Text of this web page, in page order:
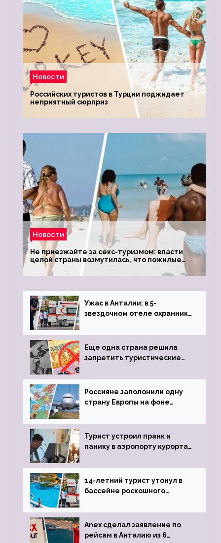
Новости
Российских туристов в Турции поджидает
неприятный сюрприз
Новости
Не приезжайте за секс-туризмом: власти
целой страны возмутилась, что пожилые
туристки массово едут к ним, чтобы
обзавестись молодыми любовниками
Ужас в Анталии: в 5-
звездочном отеле охранник
пистолета
Еще одна страна решила
запретить туристические
Россияне заполонили одну
страну Европы на фоне
виз
Турист устроил пранк и
панику в аэропорту курорта,
задержке рейса
14-летний турист утонул в
бассейне роскошного
Anex сделал заявление по
рейсам в Анталию из 6